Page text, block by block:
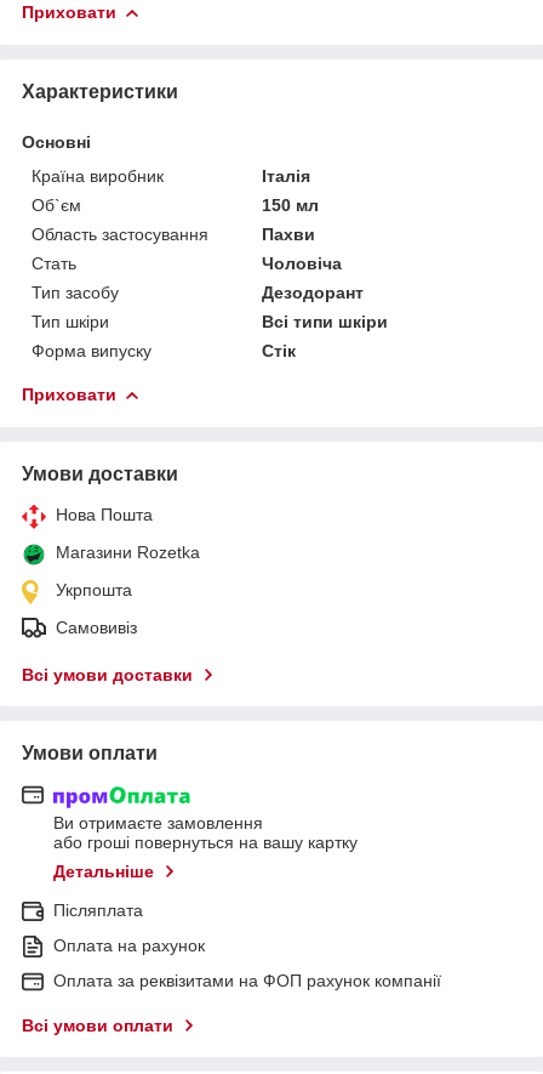
Приховати
Характеристики
Основні
Країна виробник
Італія
Об`єм
150 мл
Область застосування
Пахви
Стать
Чоловіча
Тип засобу
Дезодорант
Тип шкіри
Всі типи шкіри
Форма випуску
Стік
Приховати
Умови доставки
Нова Пошта
Магазини Rozetka
Укрпошта
Самовивіз
Всі умови доставки
Умови оплати
Ви отримаєте замовлення
або гроші повернуться на вашу картку
Детальніше
Післяплата
Оплата на рахунок
Оплата за реквізитами на ФОП рахунок компанії
Всі умови оплати